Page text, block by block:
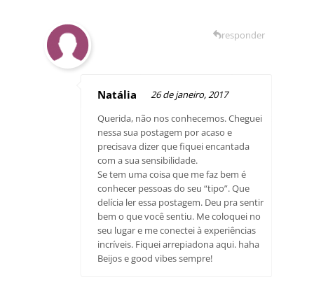
Natália
26 de janeiro, 2017
Querida, não nos conhecemos. Cheguei
nessa sua postagem por acaso e
precisava dizer que fiquei encantada
com a sua sensibilidade.
Se tem uma coisa que me faz bem é
conhecer pessoas do seu “tipo”. Que
delícia ler essa postagem. Deu pra sentir
bem o que você sentiu. Me coloquei no
seu lugar e me conectei à experiências
incríveis. Fiquei arrepiadona aqui. haha
Beijos e good vibes sempre!
responder